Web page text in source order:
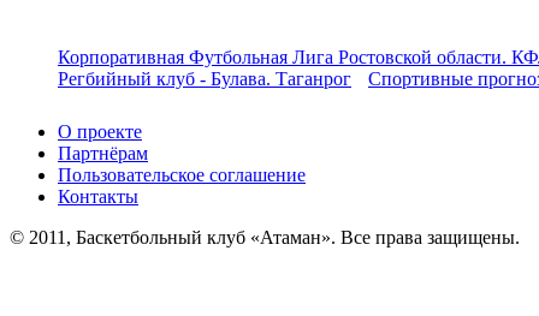
Корпоративная Футбольная Лига Ростовской области.
Регбийный клуб - Булава. Таганрог
Спортивные
О проекте
Партнёрам
Пользовательское соглашение
Контакты
© 2011, Баскетбольный клуб «Атаман». Все права защищены.